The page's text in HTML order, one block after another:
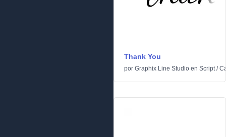
Thank You
por Graphix Line Studio en Script/